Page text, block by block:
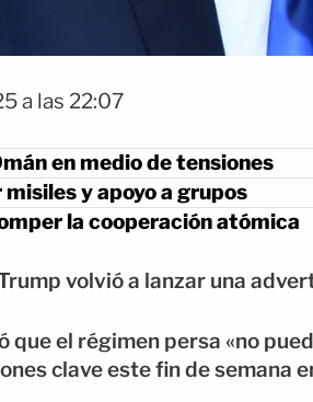
a las 22:07
en medio de tensiones
y apoyo a grupos
la cooperación atómica
volvió a lanzar una
que el régimen persa «no
clave este fin de semana